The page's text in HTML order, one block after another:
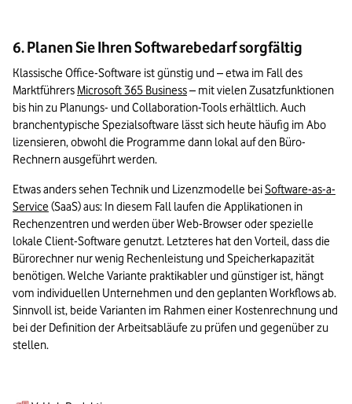
6. Planen Sie Ihren Softwarebedarf sorgfältig
Klassische Office-Software ist günstig und – etwa im Fall des
Marktführers Microsoft 365 Business – mit vielen Zusatzfunktionen
bis hin zu Planungs- und Collaboration-Tools erhältlich. Auch
branchentypische Spezialsoftware lässt sich heute häufig im Abo
lizensieren, obwohl die Programme dann lokal auf den Büro-
Rechnern ausgeführt werden.
Etwas anders sehen Technik und Lizenzmodelle bei Software-as-a-
Service (SaaS) aus: In diesem Fall laufen die Applikationen in
Rechenzentren und werden über Web-Browser oder spezielle
lokale Client-Software genutzt. Letzteres hat den Vorteil, dass die
Bürorechner nur wenig Rechenleistung und Speicherkapazität
benötigen. Welche Variante praktikabler und günstiger ist, hängt
vom individuellen Unternehmen und den geplanten Workflows ab.
Sinnvoll ist, beide Varianten im Rahmen einer Kostenrechnung und
bei der Definition der Arbeitsabläufe zu prüfen und gegenüber zu
stellen.